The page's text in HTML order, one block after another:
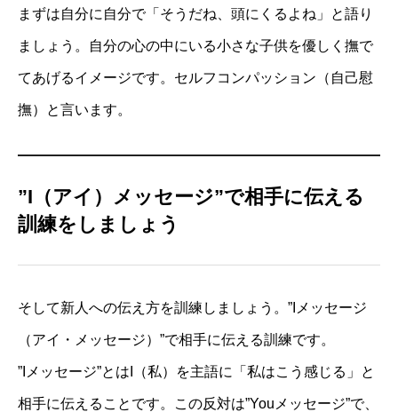
まずは自分に自分で「そうだね、頭にくるよね」と語り
ましょう。自分の心の中にいる小さな子供を優しく撫で
てあげるイメージです。セルフコンパッション（自己慰
撫）と言います。
”I（アイ）メッセージ”で相手に伝える
訓練をしましょう
そして新人への伝え方を訓練しましょう。”Iメッセージ
（アイ・メッセージ）”で相手に伝える訓練です。
”Iメッセージ”とはI（私）を主語に「私はこう感じる」と
相手に伝えることです。この反対は”Youメッセージ”で、